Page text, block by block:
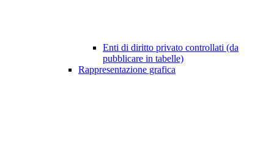
Enti di diritto privato controllati (da
pubblicare in tabelle)
Rappresentazione grafica